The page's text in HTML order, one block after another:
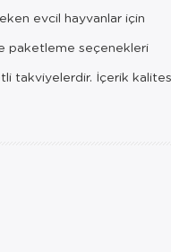
evcil hayvanlar için
paketleme seçenekleri
takviyelerdir. İçerik